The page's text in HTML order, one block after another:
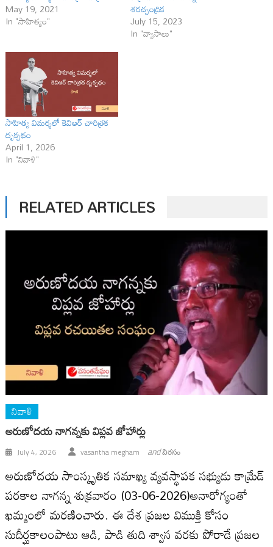
May 19, 2021
In "సాహిత్యం"
శరచ్చంద్రిక
July 15, 2023
In "వ్యాసాలు"
సాహిత్య విమర్శలో కెవిఆర్ చారిత్రక
దృక్పథం
April 1, 2026
In "నివాళి"
RELATED ARTICLES
నివాళి
అరుణోదయ నాగన్నకు విప్లవ జోహార్లు
July 4, 2026 vasantha megham andవిరసం
అరుణోదయ సాంస్కృతిక సమాఖ్య వ్యవస్థాపక సభ్యుడు కామ్రేడ్
పరకాల నాగన్న శుక్ర‌వారం (03-06-2026)అనారోగ్యంతో
ఖమ్మంలో మ‌ర‌ణించారు. ఈ దేశ ప్ర‌జ‌ల విముక్తి కోసం
సుదీర్ఘ‌కాలంపాటు ఆడి, పాడి తుది శ్వాస వ‌ర‌కు పోరాడే ప్ర‌జ‌ల